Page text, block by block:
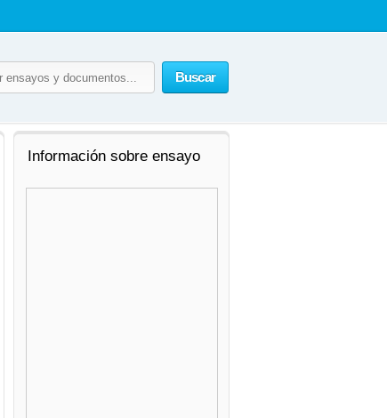
Buscar
Información sobre ensayo